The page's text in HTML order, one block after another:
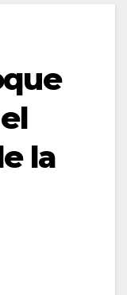
la